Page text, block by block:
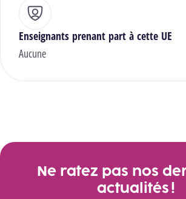
Enseignants prenant part à cette UE
Aucune
Ne ratez pas nos
actualités !